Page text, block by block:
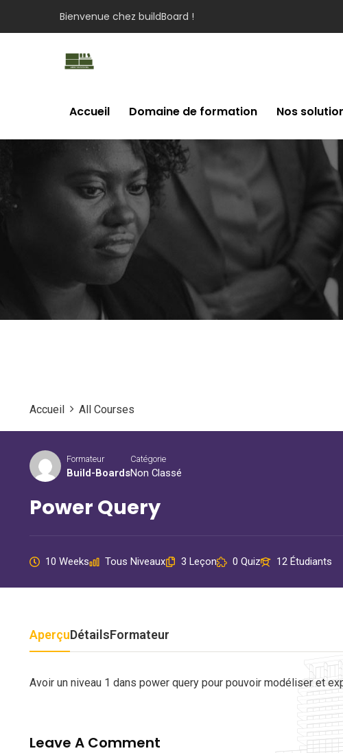
Bienvenue chez buildBoard !
Accueil Domaine de formation Nos
Accueil All Courses
Formateur
Build-Boards
Catégorie
Non Classé
Power Query
10 Weeks Tous Niveaux 3 Leçon 0 Quiz 12 Étudiants
AperçuDétailsFormateur
Avoir un niveau 1 dans power query pour pouvoir modéliser et
Leave A Comment